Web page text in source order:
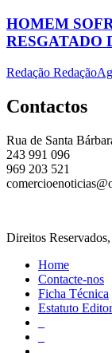
HOMEM
RESGATADO
Redação Redação
Contactos
Rua de Santa
243 991 096
969 203 521
Direitos
Home
Contacte-nos
Ficha Técnica
Estatuto